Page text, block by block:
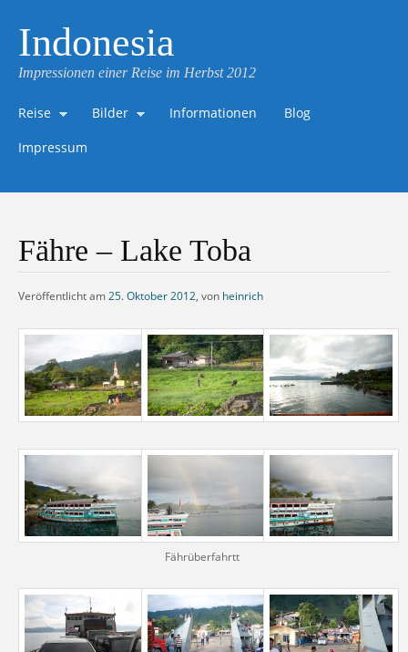
Indonesia
Impressionen einer Reise im Herbst 2012
Reise Bilder Informationen
Blog
Impressum
Fähre – Lake Toba
Veröffentlicht am25. Oktober 2012, von heinrich
Fährüberfahrtt